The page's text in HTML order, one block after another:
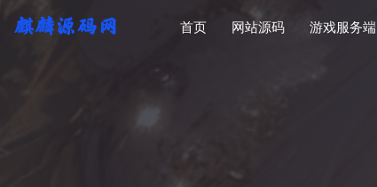
首页 网站源码 游戏服务端